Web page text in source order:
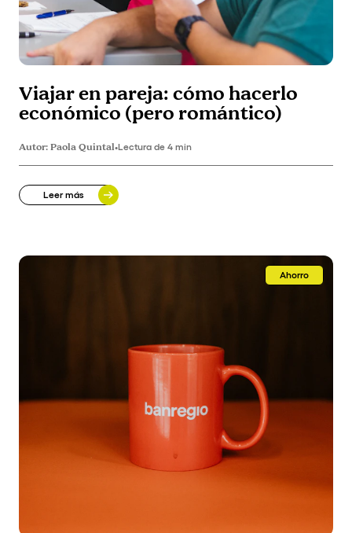
Viajar en pareja: cómo hacerlo
económico (pero romántico)
Autor:Paola Quintal•Lectura de 4 min
Leer más
Ahorro